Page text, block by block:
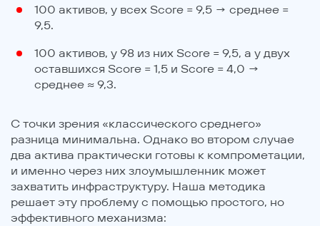
100 активов, у всех Score = 9,5 → среднее =
9,5.
100 активов, у 98 из них Score = 9,5, а у двух
оставшихся Score = 1,5 и Score = 4,0 →
среднее ≈ 9,3.
С точки зрения «классического среднего»
разница минимальна. Однако во втором случае
два актива практически готовы к компрометации,
и именно через них злоумышленник может
захватить инфраструктуру. Наша методика
решает эту проблему с помощью простого, но
эффективного механизма: